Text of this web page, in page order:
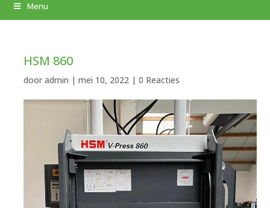
Menu
HSM 860
door admin | mei 10, 2022| 0 Reacties